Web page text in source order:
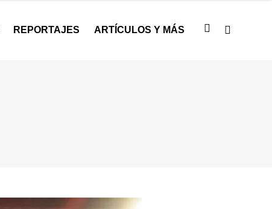
REPORTAJES ARTÍCULOS Y MÁS